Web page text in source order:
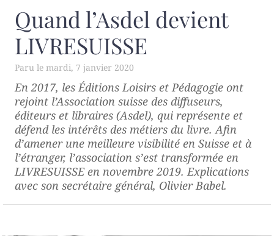
Quand l’Asdel devient
LIVRESUISSE
mardi, 7 janvier 2020
En 2017, les Éditions Loisirs et Pédagogie ont
rejoint l’Association suisse des diffuseurs,
éditeurs et libraires (Asdel), qui représente et
défend les intérêts des métiers du livre. Afin
d’amener une meilleure visibilité en Suisse et à
l’étranger, l’association s’est transformée en
LIVRESUISSE en novembre 2019. Explications
avec son secrétaire général, Olivier Babel.